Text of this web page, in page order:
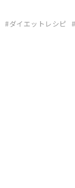
ダイエットレシピ